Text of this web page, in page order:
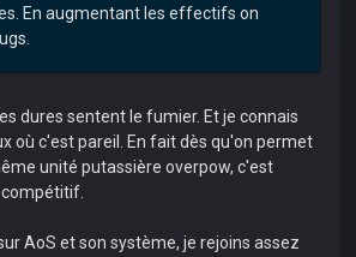
En augmentant les effectifs on
dures sentent le fumier. Et je connais
où c'est pareil. En fait dès qu'on permet
unité putassière overpow, c'est
AoS et son système, je rejoins assez